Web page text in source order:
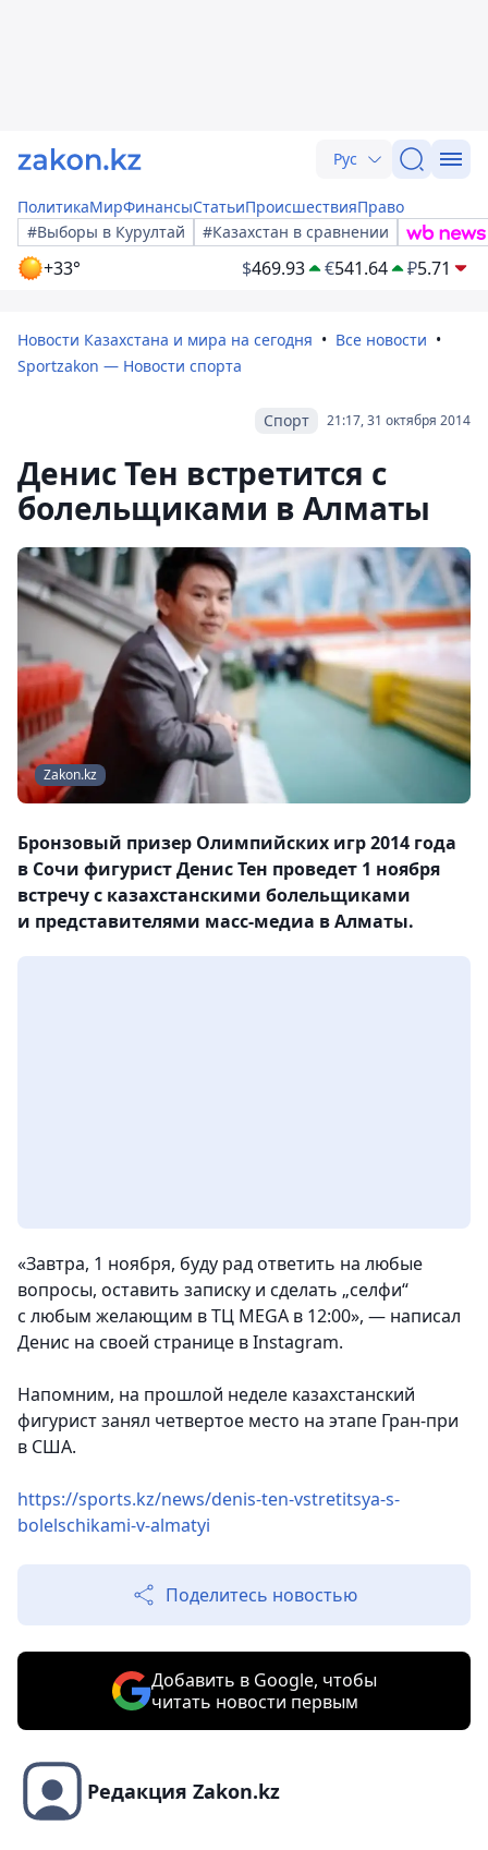
Рус
ПолитикаМирФинансыСтатьиПроисшествияПраво
#Выборы в Курултай
#Казахстан в сравнении
+33° $469.93 €541.64 ₽5.71
Новости Казахстана и мира на сегодня
Все новости
Sportzakon — Новости спорта
21:17, 31 октября 2014
Спорт
Денис Тен встретится с
болельщиками в Алматы
Zakon.kz
Бронзовый призер Олимпийских игр 2014 года
в Сочи фигурист Денис Тен проведет 1 ноября
встречу с казахстанскими болельщиками
и представителями масс-медиа в Алматы.
«Завтра, 1 ноября, буду рад ответить на любые
вопросы, оставить записку и сделать „селфи“
с любым желающим в ТЦ MEGA в 12:00», — написал
Денис на своей странице в Instagram.
Напомним, на прошлой неделе казахстанский
фигурист занял четвертое место на этапе Гран-при
в США.
https://sports.kz/news/denis-ten-vstretitsya-s-
bolelschikami-v-almatyi
Поделитесь новостью
Добавить в Google, чтобы
читать новости первым
Редакция Zakon.kz